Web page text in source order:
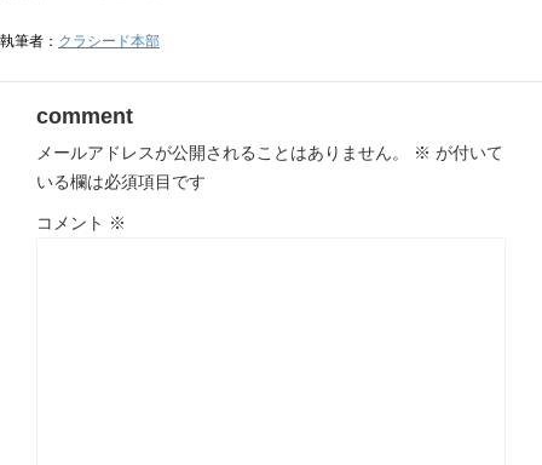
執筆者： クラシード本部
comment
メールアドレスが公開されることはありません。 ※ が付いて
いる欄は必須項目です
コメント ※